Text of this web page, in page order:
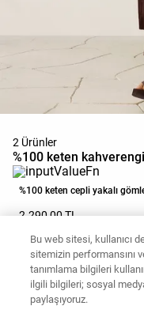
2 Ürünler
%100 keten
%100 keten cepli yakalı
2.290,00 TL
Sepete ekle
Bu web sitesi, kullanıcı
sitemizin performansını
tanımlama bilgileri
ilgili bilgileri; sosyal
paylaşıyoruz.